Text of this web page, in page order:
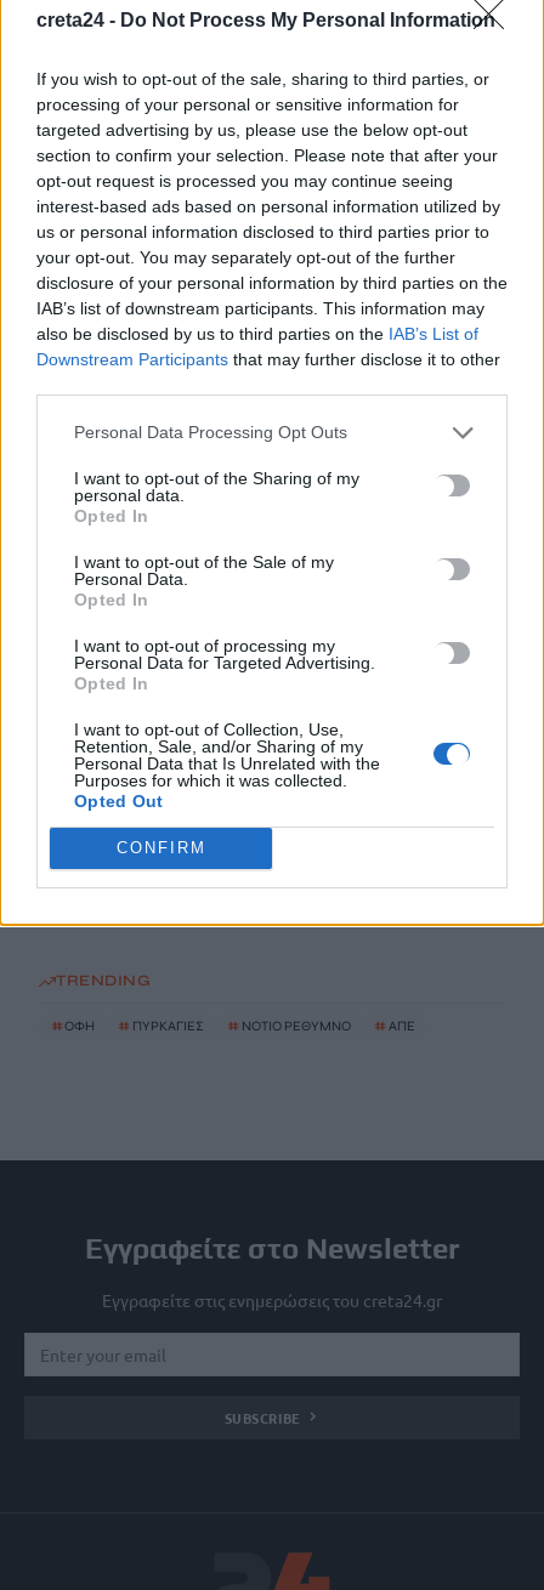
creta24 - Do Not Process My Personal Information
If you wish to opt-out of the sale, sharing to third parties, or
processing of your personal or sensitive information for
targeted advertising by us, please use the below opt-out
section to confirm your selection. Please note that after your
opt-out request is processed you may continue seeing
interest-based ads based on personal information utilized by
us or personal information disclosed to third parties prior to
your opt-out. You may separately opt-out of the further
disclosure of your personal information by third parties on the
IAB’s list of downstream participants. This information may
also be disclosed by us to third parties on the IAB’s List of
Downstream Participants that may further disclose it to other
Personal Data Processing Opt Outs
I want to opt-out of the Sharing of my
personal data.
Opted In
I want to opt-out of the Sale of my
Personal Data.
Opted In
I want to opt-out of processing my
Personal Data for Targeted Advertising.
Opted In
I want to opt-out of Collection, Use,
Retention, Sale, and/or Sharing of my
Personal Data that Is Unrelated with the
Purposes for which it was collected.
Opted Out
CONFIRM
επόμενη μέρα μετά τις πυρκαγιές στο νότιο Ρέθυμνο
8 Αυγούστου, 2026
Όμιλος ΔΕΗ: Νέα συμφωνία για χαρτοφυλάκιο έργων ΑΠΕ
άνω των 2 GW σε Πολωνία και Ουγγαρία
8 Αυγούστου, 2026
Φωτιά σε κτήριο στην Κουμουνδούρου – Απεγκλωβίστηκε ένα
άτομο
8 Αυγούστου, 2026
Γαύδος: Επιχείρηση διάσωσης 31χρονης από δύσβατο σημείο
8 Αυγούστου, 2026
έως την Παρασκευή 14 Αυγούστου
8 Αυγούστου, 2026
Νύχτα-κόλαση στο Κίεβο και την περιφέρειά του: Τρεις
θυμάτων
8 Αυγούστου, 2026
Ελαφονήσι: Οδηγούσαν τα αυτοκίνητα στο πάρκινγκ που
εργάζονται και κατέληξαν με χειροπέδες
8 Αυγούστου, 2026
TRENDING
#ΟΦΗ # ΠΥΡΚΑΓΙΕΣ # ΝΟΤΙΟ ΡΕΘΥΜΝΟ # ΑΠΕ
Εγγραφείτε στο Newsletter
Εγγραφείτε στις ενημερώσεις του creta24.gr
SUBSCRIBE